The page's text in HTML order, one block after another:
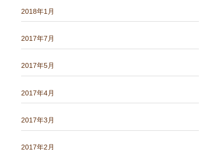
2018年1月
2017年7月
2017年5月
2017年4月
2017年3月
2017年2月